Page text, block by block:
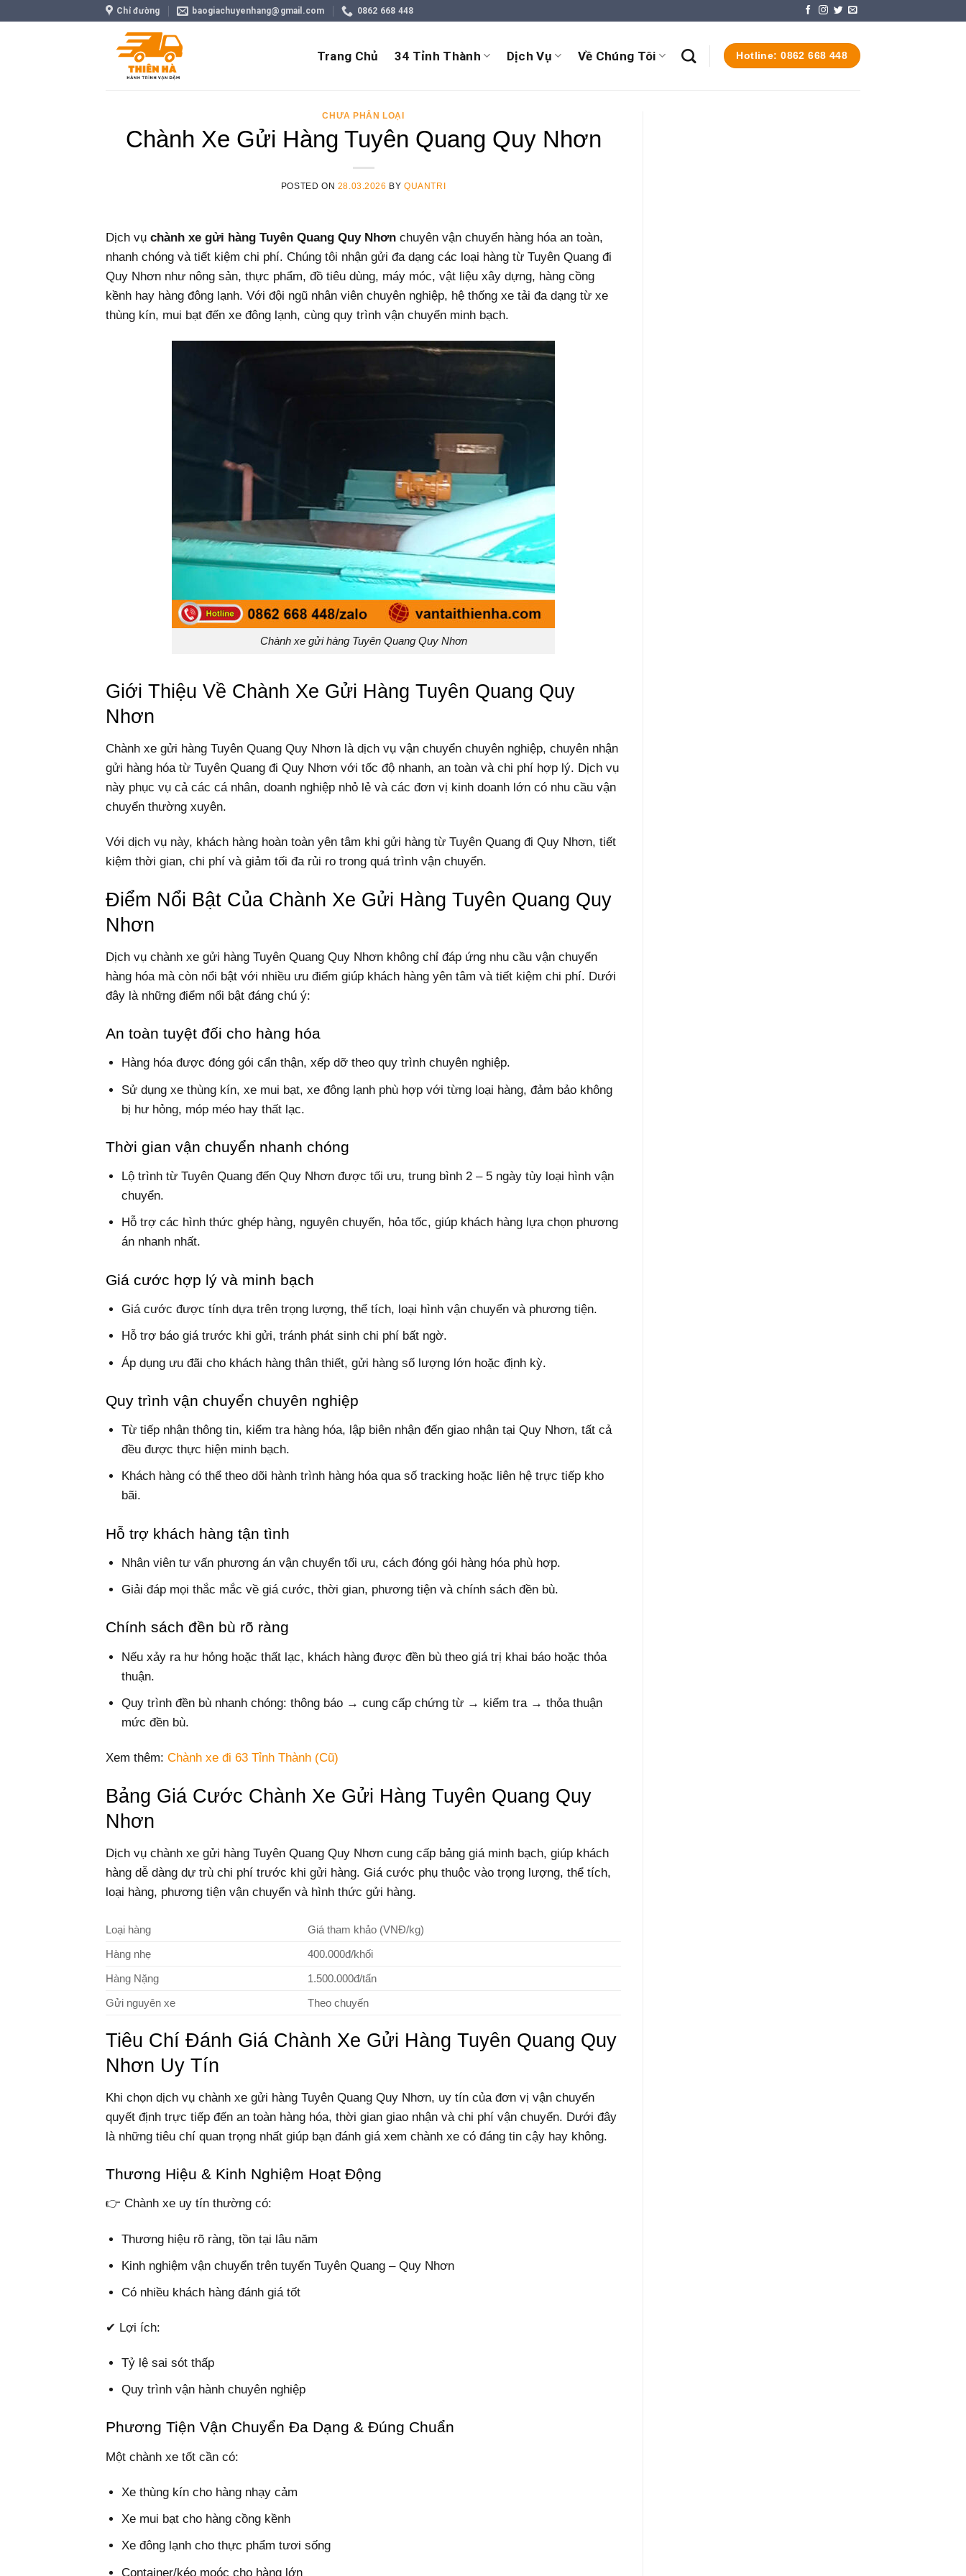
Chỉ đường baogiachuyenhang@gmail.com 0862 668 448
Trang Chủ 34 Tỉnh Thành Dịch Vụ Về Chúng Tôi Hotline: 0862 668 448
CHƯA PHÂN LOẠI
Chành Xe Gửi Hàng Tuyên Quang Quy Nhơn
POSTED ON 28.03.2026 BYQUANTRI
Dịch vụ chành xe gửi hàng Tuyên Quang Quy Nhơn chuyên vận chuyển hàng hóa an toàn,
nhanh chóng và tiết kiệm chi phí. Chúng tôi nhận gửi đa dạng các loại hàng từ Tuyên Quang đi
Quy Nhơn như nông sản, thực phẩm, đồ tiêu dùng, máy móc, vật liệu xây dựng, hàng cồng
kềnh hay hàng đông lạnh. Với đội ngũ nhân viên chuyên nghiệp, hệ thống xe tải đa dạng từ xe
thùng kín, mui bạt đến xe đông lạnh, cùng quy trình vận chuyển minh bạch.
Chành xe gửi hàng Tuyên Quang Quy Nhơn
Giới Thiệu Về Chành Xe Gửi Hàng Tuyên Quang Quy
Nhơn
Chành xe gửi hàng Tuyên Quang Quy Nhơn là dịch vụ vận chuyển chuyên nghiệp, chuyên nhận
gửi hàng hóa từ Tuyên Quang đi Quy Nhơn với tốc độ nhanh, an toàn và chi phí hợp lý. Dịch vụ
này phục vụ cả các cá nhân, doanh nghiệp nhỏ lẻ và các đơn vị kinh doanh lớn có nhu cầu vận
chuyển thường xuyên.
Với dịch vụ này, khách hàng hoàn toàn yên tâm khi gửi hàng từ Tuyên Quang đi Quy Nhơn, tiết
kiệm thời gian, chi phí và giảm tối đa rủi ro trong quá trình vận chuyển.
Điểm Nổi Bật Của Chành Xe Gửi Hàng Tuyên Quang Quy
Nhơn
Dịch vụ chành xe gửi hàng Tuyên Quang Quy Nhơn không chỉ đáp ứng nhu cầu vận chuyển
hàng hóa mà còn nổi bật với nhiều ưu điểm giúp khách hàng yên tâm và tiết kiệm chi phí. Dưới
đây là những điểm nổi bật đáng chú ý:
An toàn tuyệt đối cho hàng hóa
Hàng hóa được đóng gói cẩn thận, xếp dỡ theo quy trình chuyên nghiệp.
Sử dụng xe thùng kín, xe mui bạt, xe đông lạnh phù hợp với từng loại hàng, đảm bảo không
bị hư hỏng, móp méo hay thất lạc.
Thời gian vận chuyển nhanh chóng
Lộ trình từ Tuyên Quang đến Quy Nhơn được tối ưu, trung bình 2 – 5 ngày tùy loại hình vận
chuyển.
Hỗ trợ các hình thức ghép hàng, nguyên chuyến, hỏa tốc, giúp khách hàng lựa chọn phương
án nhanh nhất.
Giá cước hợp lý và minh bạch
Giá cước được tính dựa trên trọng lượng, thể tích, loại hình vận chuyển và phương tiện.
Hỗ trợ báo giá trước khi gửi, tránh phát sinh chi phí bất ngờ.
Áp dụng ưu đãi cho khách hàng thân thiết, gửi hàng số lượng lớn hoặc định kỳ.
Quy trình vận chuyển chuyên nghiệp
Từ tiếp nhận thông tin, kiểm tra hàng hóa, lập biên nhận đến giao nhận tại Quy Nhơn, tất cả
đều được thực hiện minh bạch.
Khách hàng có thể theo dõi hành trình hàng hóa qua số tracking hoặc liên hệ trực tiếp kho
bãi.
Hỗ trợ khách hàng tận tình
Nhân viên tư vấn phương án vận chuyển tối ưu, cách đóng gói hàng hóa phù hợp.
Giải đáp mọi thắc mắc về giá cước, thời gian, phương tiện và chính sách đền bù.
Chính sách đền bù rõ ràng
Nếu xảy ra hư hỏng hoặc thất lạc, khách hàng được đền bù theo giá trị khai báo hoặc thỏa
thuận.
Quy trình đền bù nhanh chóng: thông báo → cung cấp chứng từ → kiểm tra → thỏa thuận
mức đền bù.
Xem thêm: Chành xe đi 63 Tỉnh Thành (Cũ)
Bảng Giá Cước Chành Xe Gửi Hàng Tuyên Quang Quy
Nhơn
Dịch vụ chành xe gửi hàng Tuyên Quang Quy Nhơn cung cấp bảng giá minh bạch, giúp khách
hàng dễ dàng dự trù chi phí trước khi gửi hàng. Giá cước phụ thuộc vào trọng lượng, thể tích,
loại hàng, phương tiện vận chuyển và hình thức gửi hàng.
Loại hàng
Giá tham khảo (VNĐ/kg)
Hàng nhẹ
400.000đ/khối
Hàng Nặng
1.500.000đ/tấn
Gửi nguyên xe
Theo chuyến
Tiêu Chí Đánh Giá Chành Xe Gửi Hàng Tuyên Quang Quy
Nhơn Uy Tín
Khi chọn dịch vụ chành xe gửi hàng Tuyên Quang Quy Nhơn, uy tín của đơn vị vận chuyển
quyết định trực tiếp đến an toàn hàng hóa, thời gian giao nhận và chi phí vận chuyển. Dưới đây
là những tiêu chí quan trọng nhất giúp bạn đánh giá xem chành xe có đáng tin cậy hay không.
Thương Hiệu & Kinh Nghiệm Hoạt Động
👉 Chành xe uy tín thường có:
Thương hiệu rõ ràng, tồn tại lâu năm
Kinh nghiệm vận chuyển trên tuyến Tuyên Quang – Quy Nhơn
Có nhiều khách hàng đánh giá tốt
✔ Lợi ích:
Tỷ lệ sai sót thấp
Quy trình vận hành chuyên nghiệp
Phương Tiện Vận Chuyển Đa Dạng & Đúng Chuẩn
Một chành xe tốt cần có:
Xe thùng kín cho hàng nhạy cảm
Xe mui bạt cho hàng cồng kềnh
Xe đông lạnh cho thực phẩm tươi sống
Container/kéo moóc cho hàng lớn